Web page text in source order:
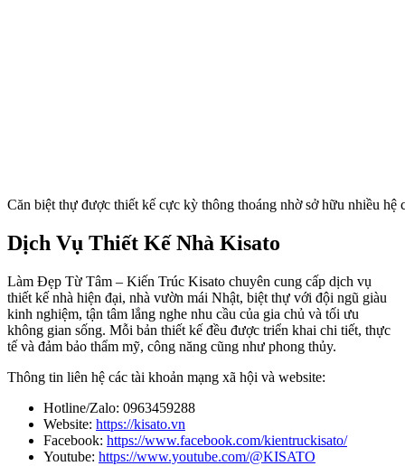
Căn biệt thự được thiết kế cực kỳ thông thoáng nhờ sở hữu nhiều hệ
Dịch Vụ Thiết Kế Nhà Kisato
Làm Đẹp Từ Tâm – Kiến Trúc Kisato chuyên cung cấp dịch vụ
thiết kế nhà hiện đại, nhà vườn mái Nhật, biệt thự với đội ngũ giàu
kinh nghiệm, tận tâm lắng nghe nhu cầu của gia chủ và tối ưu
không gian sống. Mỗi bản thiết kế đều được triển khai chi tiết, thực
tế và đảm bảo thẩm mỹ, công năng cũng như phong thủy.
Thông tin liên hệ các tài khoản mạng xã hội và website:
Hotline/Zalo: 0963459288
Website: https://kisato.vn
Facebook: https://www.facebook.com/kientruckisato/
Youtube: https://www.youtube.com/@KISATO